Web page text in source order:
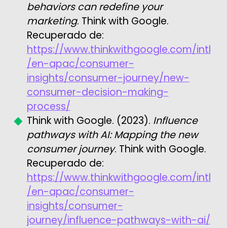
behaviors can redefine your
marketing. Think with Google.
Recuperado de:
https://www.thinkwithgoogle.com/intl
/en-apac/consumer-
insights/consumer-journey/new-
consumer-decision-making-
process/
Think with Google. (2023). Influence
pathways with AI: Mapping the new
consumer journey. Think with Google.
Recuperado de:
https://www.thinkwithgoogle.com/intl
/en-apac/consumer-
insights/consumer-
journey/influence-pathways-with-ai/